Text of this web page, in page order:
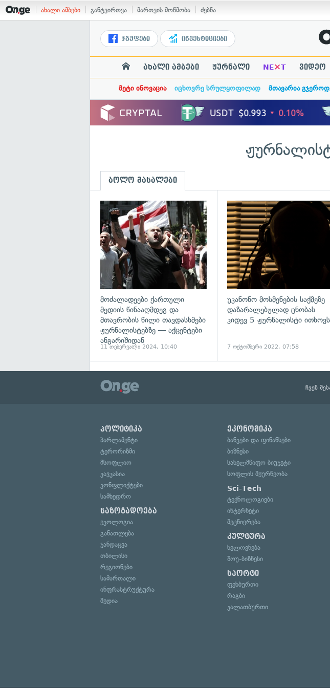
ახალი ამბები განტვირთვა მართვის მოწმობა ძებნა
ჯგუფები ინვესტიციები
ახალი ამბები ჟურნალი NE×T ვიდეო
მეტი ინოვაცია იცხოვრე სრულყოფილად მთავარია
ბოლო მასალები
გადახედვა
მოძალადეები ქართული
მედიის წინააღმდეგ და
მთავრობის წილი თავდასხმები
ჟურნალისტებზე — აქცენტები
ანგარიშიდან
11 თებერვალი 2024, 10:40
უკანონო მოსმენების საქმეზე
დაზარალებულად ცნობას
კიდევ 5 ჟურნალისტი ითხოვს
7 ოქტომბერი 2022, 07:58
ჩვენ
პოლიტიკა
პარლამენტი
ტერორიზმი
მსოფლიო
კავკასია
კონფლიქტები
სამხედრო
საზოგადოება
ეკოლოგია
განათლება
ჯანდაცვა
თბილისი
რეგიონები
სამართალი
ინფრასტრუქტურა
მედია
ეკონომიკა
ბანკები და ფინანსები
ბიზნესი
სახელმწიფო ბიუჯეტი
სოფლის მეურნეობა
Sci-Tech
ტექნოლოგიები
ინტერნეტი
მეცნიერება
კულტურა
ხელოვნება
შოუ-ბიზნესი
სპორტი
ფეხბურთი
რაგბი
კალათბურთი